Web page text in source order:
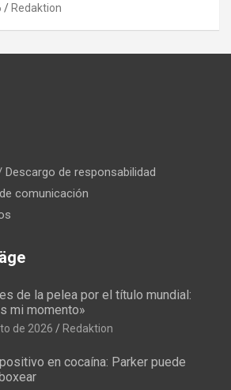
Redaktion
de responsabilidad
comunicación
de la pelea por el título mundial:
mi momento»
de 2026 Redaktion
en cocaína: Parker puede